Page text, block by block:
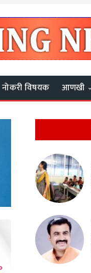
नोकरी विषयक आणखी